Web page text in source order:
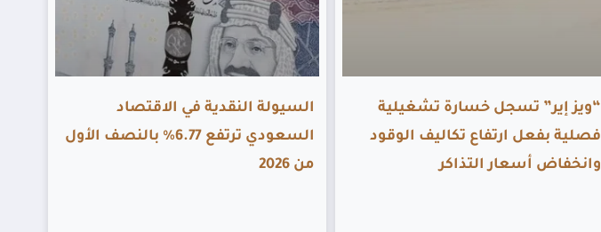
“ويز إير” تسجل خسارة تشغيلية
فصلية بفعل ارتفاع تكاليف الوقود
وانخفاض أسعار التذاكر
السيولة النقدية في الاقتصاد
السعودي ترتفع 6.77% بالنصف الأول
من 2026